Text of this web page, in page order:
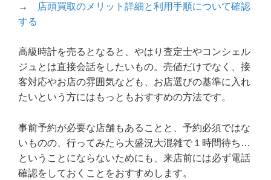
→
店頭買取のメリット詳細と利用手順について確認
する
高級時計を売るとなると、やはり査定士やコンシェル
ジュとは直接会話をしたいもの。売値だけでなく、接
客対応やお店の雰囲気なども、お店選びの基準に入れ
たいという方にはもっともおすすめの方法です。
事前予約が必要な店舗もあることと、予約必須ではな
いものの、行ってみたら大盛況大混雑で１時間待ち…
ということにならないためにも、来店前には必ず電話
確認をしておくことをおすすめします。